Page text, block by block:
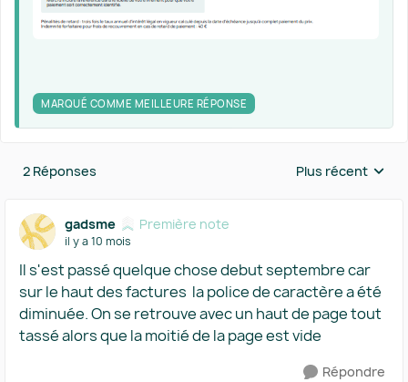
MARQUÉ COMME MEILLEURE RÉPONSE
2 Réponses Réponses triées
Plus récent
gadsme Première note
il y a 10 mois
Il s'est passé quelque chose debut septembre car
sur le haut des factures la police de caractère a été
diminuée. On se retrouve avec un haut de page tout
tassé alors que la moitié de la page est vide
Répondre